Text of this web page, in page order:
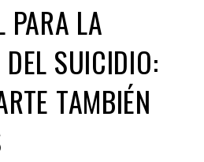
PARA LA
SUICIDIO:
TAMBIÉN